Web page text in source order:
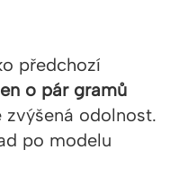
předchozí
o pár gramů
odolnost.
po modelu